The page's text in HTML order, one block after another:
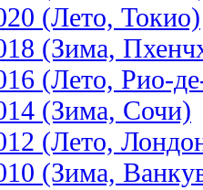
(Лето, Токио)
(Зима,
(Лето, Рио-
(Зима, Сочи)
(Лето,
(Зима,